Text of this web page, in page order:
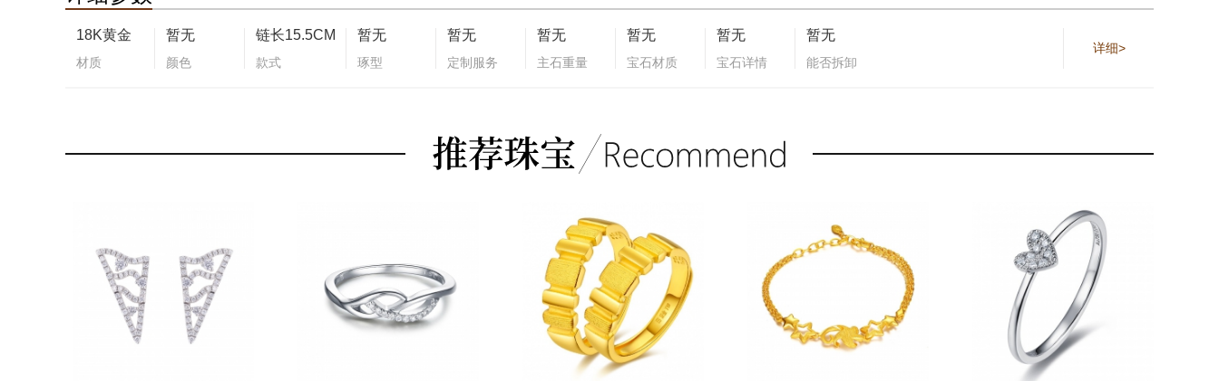
18K黄金
材质
暂无
颜色
链长15.5CM
款式
暂无
琢型
暂无
定制服务
暂无
主石重量
暂无
宝石材质
暂无
宝石详情
暂无
能否拆卸
详细>